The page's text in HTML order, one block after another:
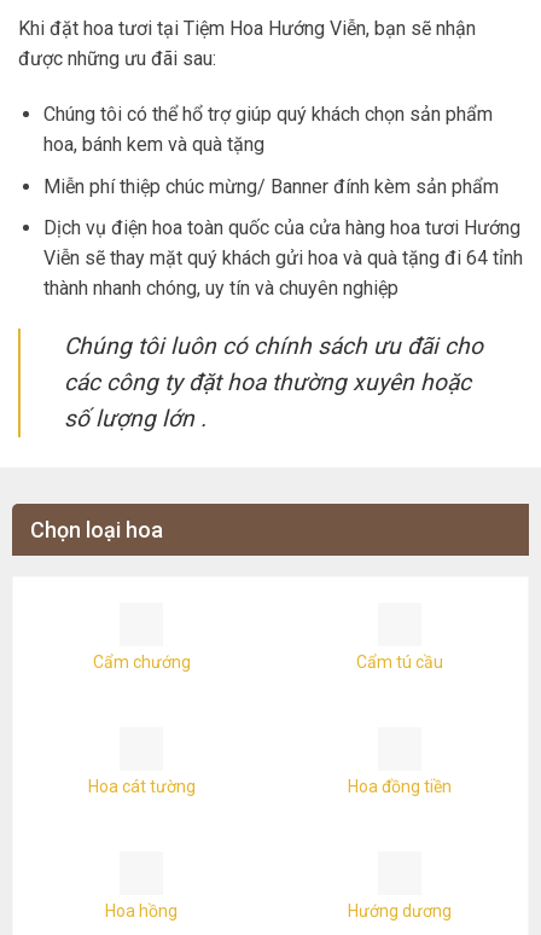
Khi đặt hoa tươi tại Tiệm Hoa Hướng Viễn, bạn sẽ nhận
được những ưu đãi sau:
Chúng tôi có thể hổ trợ giúp quý khách chọn sản phẩm
hoa, bánh kem và quà tặng
Miễn phí thiệp chúc mừng/ Banner đính kèm sản phẩm
Dịch vụ điện hoa toàn quốc của cửa hàng hoa tươi Hướng
Viễn sẽ thay mặt quý khách gửi hoa và quà tặng đi 64 tỉnh
thành nhanh chóng, uy tín và chuyên nghiệp
Chúng tôi luôn có chính sách ưu đãi cho
các công ty đặt hoa thường xuyên hoặc
số lượng lớn .
Chọn loại hoa
Cẩm chướng Cẩm tú cầu
Hoa cát tường Hoa đồng tiền
Hoa hồng Hướng dương